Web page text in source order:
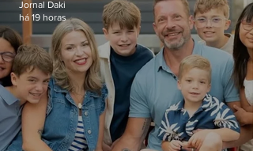
Jornal Daki
há 19 horas